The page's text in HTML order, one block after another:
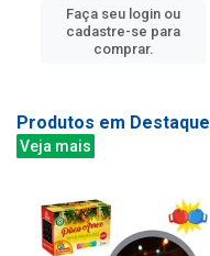
Faça seu login ou
cadastre-se para
comprar.
Produtos em Destaque
Veja mais